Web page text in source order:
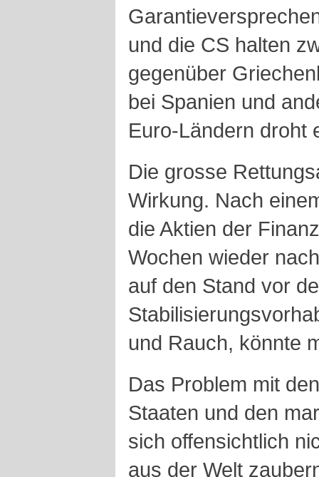
und die CS halten
gegenüber
bei Spanien und
Euro-Ländern droht
Die grosse
Wirkung. Nach
die Aktien der
Wochen wieder
auf den Stand vor
und Rauch, könnte
Das Problem mit
Staaten und den
sich offensichtlich
aus der Welt